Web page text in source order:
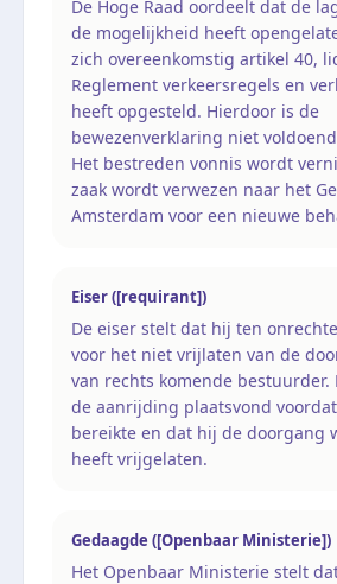
De Hoge Raad oordeelt dat de
de mogelijkheid heeft
zich overeenkomstig artikel 40,
Reglement verkeersregels en
heeft opgesteld. Hierdoor is de
bewezenverklaring niet
Het bestreden vonnis wordt
zaak wordt verwezen naar het
Amsterdam voor een nieuwe
Eiser ([requirant])
De eiser stelt dat hij ten
voor het niet vrijlaten van de
van rechts komende
de aanrijding plaatsvond
bereikte en dat hij de doorgang
heeft vrijgelaten.
Gedaagde ([Openbaar Ministerie])
Het Openbaar Ministerie stelt